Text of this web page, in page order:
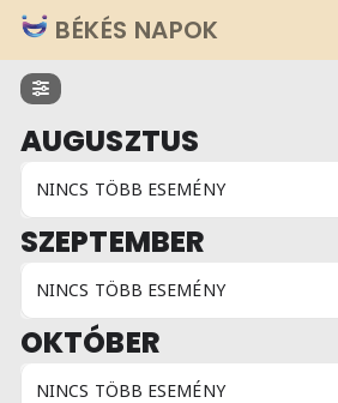
Ugrás
a
tartalomra
BÉKÉS NAPOK
AUGUSZTUS
NINCS TÖBB ESEMÉNY
SZEPTEMBER
NINCS TÖBB ESEMÉNY
OKTÓBER
NINCS TÖBB ESEMÉNY